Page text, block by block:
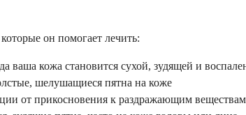
он помогает лечить:
ваша кожа становится сухой, зудящей и
шелушащиеся пятна на коже
от прикосновения к раздражающим веществам